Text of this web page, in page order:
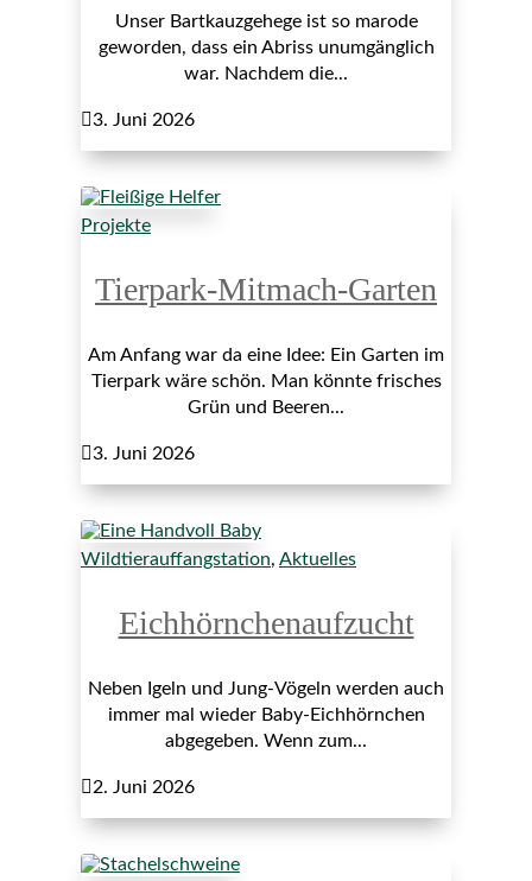
Unser Bartkauzgehege ist so marode
geworden, dass ein Abriss unumgänglich
war. Nachdem die...
3. Juni 2026
Projekte
Tierpark-Mitmach-Garten
Am Anfang war da eine Idee: Ein Garten im
Tierpark wäre schön. Man könnte frisches
Grün und Beeren...
3. Juni 2026
Wildtierauffangstation, Aktuelles
Eichhörnchenaufzucht
Neben Igeln und Jung-Vögeln werden auch
immer mal wieder Baby-Eichhörnchen
abgegeben. Wenn zum...
2. Juni 2026